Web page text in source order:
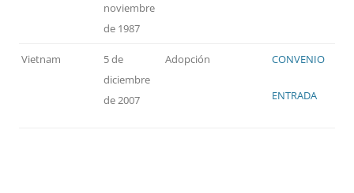
noviembre
de 1987
Vietnam
5 de
diciembre
de 2007
Adopción CONVENIO
ENTRADA